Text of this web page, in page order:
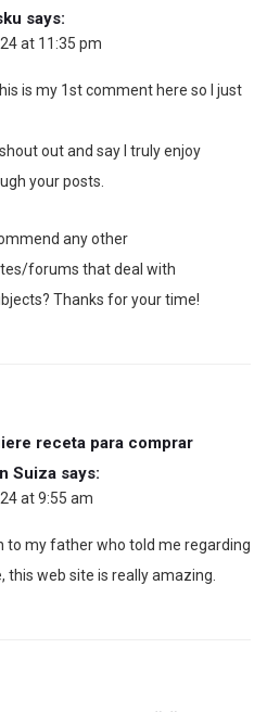
says:
at 11:35 pm
is my 1st comment here so I just
out and say I truly enjoy
your posts.
any other
forums that deal with
Thanks for your time!
receta para comprar
Suiza says:
at 9:55 am
to my father who told me regarding
this web site is really amazing.